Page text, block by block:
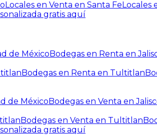
Locales en Venta en Santa FeLocales
gratis aquí
de MéxicoBodegas en Renta en
Bodegas en Renta en Tultitlan
de MéxicoBodegas en Venta en
Bodegas en Venta en Tultitlan
gratis aquí